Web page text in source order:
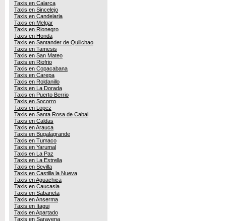
Taxis en Calarca
Taxis en Sincelejo
Taxis en Candelaria
Taxis en Melgar
Taxis en Rionegro
Taxis en Honda
Taxis en Santander de Quilichao
Taxis en Tamesis
Taxis en San Mateo
Taxis en Riofrio
Taxis en Copacabana
Taxis en Carepa
Taxis en Roldanillo
Taxis en La Dorada
Taxis en Puerto Berrio
Taxis en Socorro
Taxis en Lopez
Taxis en Santa Rosa de Cabal
Taxis en Caldas
Taxis en Arauca
Taxis en Bugalagrande
Taxis en Tumaco
Taxis en Yarumal
Taxis en La Paz
Taxis en La Estrella
Taxis en Sevilla
Taxis en Castilla la Nueva
Taxis en Aguachica
Taxis en Caucasia
Taxis en Sabaneta
Taxis en Anserma
Taxis en Itagui
Taxis en Apartado
Taxis en Saravena